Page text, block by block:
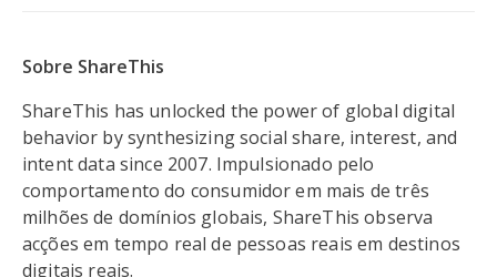
Sobre ShareThis
ShareThis has unlocked the power of global digital
behavior by synthesizing social share, interest, and
intent data since 2007. Impulsionado pelo
comportamento do consumidor em mais de três
milhões de domínios globais, ShareThis observa
acções em tempo real de pessoas reais em destinos
digitais reais.